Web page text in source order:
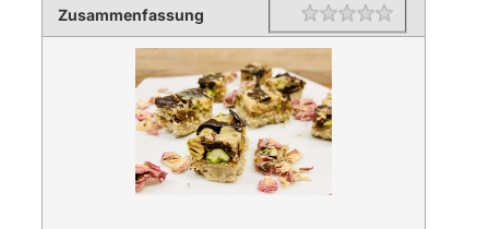
Zusammenfassung
Rating 1 star
2 stars
3 stars
4 stars
5 stars